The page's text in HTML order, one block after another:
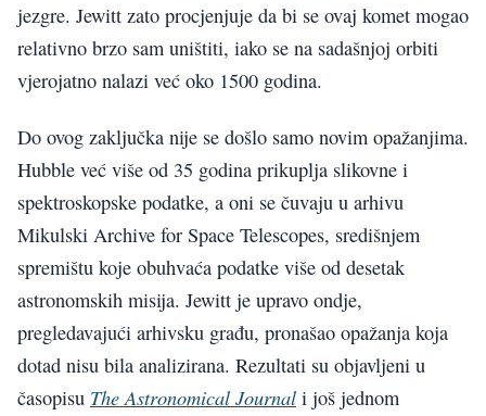
jezgre. Jewitt zato procjenjuje da bi se ovaj komet mogao
relativno brzo sam uništiti, iako se na sadašnjoj orbiti
vjerojatno nalazi već oko 1500 godina.
Do ovog zaključka nije se došlo samo novim opažanjima.
Hubble već više od 35 godina prikuplja slikovne i
spektroskopske podatke, a oni se čuvaju u arhivu
Mikulski Archive for Space Telescopes, središnjem
spremištu koje obuhvaća podatke više od desetak
astronomskih misija. Jewitt je upravo ondje,
pregledavajući arhivsku građu, pronašao opažanja koja
dotad nisu bila analizirana. Rezultati su objavljeni u
časopisu The Astronomical Journal i još jednom